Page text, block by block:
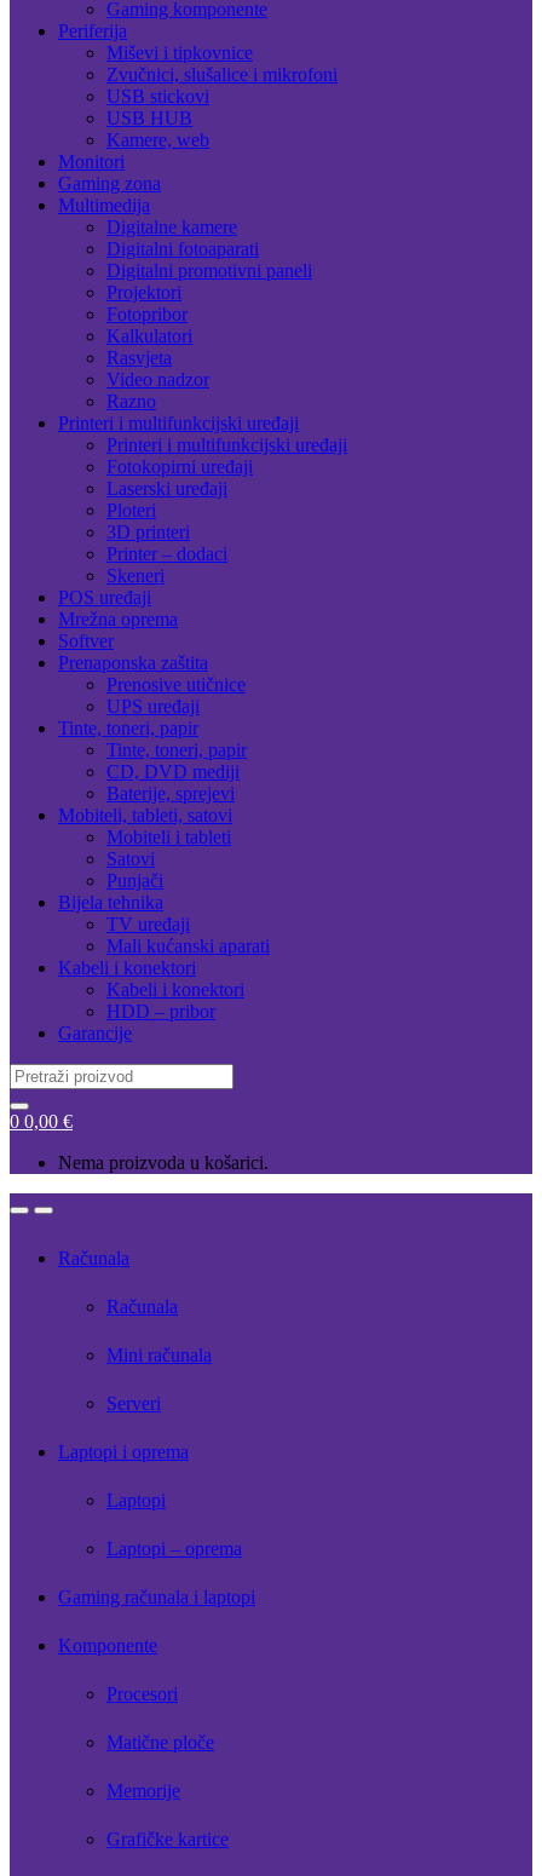
Gaming komponente
Periferija
Miševi i tipkovnice
Zvučnici, slušalice i mikrofoni
USB stickovi
USB HUB
Kamere, web
Monitori
Gaming zona
Multimedija
Digitalne kamere
Digitalni fotoaparati
Digitalni promotivni paneli
Projektori
Fotopribor
Kalkulatori
Rasvjeta
Video nadzor
Razno
Printeri i multifunkcijski uređaji
Printeri i multifunkcijski uređaji
Fotokopirni uređaji
Laserski uređaji
Ploteri
3D printeri
Printer – dodaci
Skeneri
POS uređaji
Mrežna oprema
Softver
Prenaponska zaštita
Prenosive utičnice
UPS uređaji
Tinte, toneri, papir
Tinte, toneri, papir
CD, DVD mediji
Baterije, sprejevi
Mobiteli, tableti, satovi
Mobiteli i tableti
Satovi
Punjači
Bijela tehnika
TV uređaji
Mali kućanski aparati
Kabeli i konektori
Kabeli i konektori
HDD – pribor
Garancije
Search
for:
0 0,00 €
Nema proizvoda u košarici.
OpenClose
Računala
Računala
Mini računala
Serveri
Laptopi i oprema
Laptopi
Laptopi – oprema
Gaming računala i laptopi
Komponente
Procesori
Matične ploče
Memorije
Grafičke kartice